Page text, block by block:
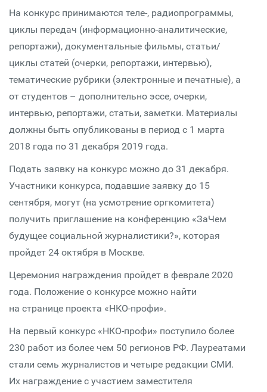
На конкурс принимаются теле-, радиопрограммы,
циклы передач (информационно-аналитические,
репортажи), документальные фильмы, статьи/
циклы статей (очерки, репортажи, интервью),
тематические рубрики (электронные и печатные), а
от студентов – дополнительно эссе, очерки,
интервью, репортажи, статьи, заметки. Материалы
должны быть опубликованы в период с 1 марта
2018 года по 31 декабря 2019 года.
Подать заявку на конкурс можно до 31 декабря.
Участники конкурса, подавшие заявку до 15
сентября, могут (на усмотрение оргкомитета)
получить приглашение на конференцию «ЗаЧем
будущее социальной журналистики?», которая
пройдет 24 октября в Москве.
Церемония награждения пройдет в феврале 2020
года. Положение о конкурсе можно найти
на странице проекта «НКО-профи».
На первый конкурс «НКО-профи» поступило более
230 работ из более чем 50 регионов РФ. Лауреатами
стали семь журналистов и четыре редакции СМИ.
Их награждение с участием заместителя